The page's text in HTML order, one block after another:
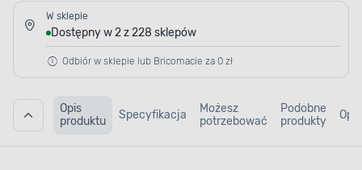
W sklepie
Dostępny w 2 z 228 sklepów
Odbiór w sklepie lub Bricomacie za 0 zł
Opis
produktu
Specyfikacja
Możesz
potrzebować
Podobne
produkty